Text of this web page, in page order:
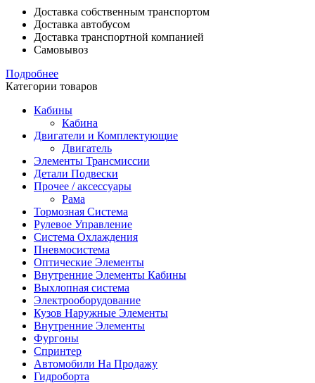
Доставка собственным транспортом
Доставка автобусом
Доставка транспортной компанией
Самовывоз
Подробнее
Категории товаров
Кабины
Кабина
Двигатели и Комплектующие
Двигатель
Элементы Трансмиссии
Детали Подвески
Прочее / аксессуары
Рама
Тормозная Система
Рулевое Управление
Система Охлаждения
Пневмосистема
Оптические Элементы
Внутренние Элементы Кабины
Выхлопная система
Электрооборудование
Кузов Наружные Элементы
Внутренние Элементы
Фургоны
Спринтер
Автомобили На Продажу
Гидроборта